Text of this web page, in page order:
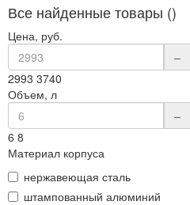
Все найденные товары ()
Цена, руб.
–
2993 3740
Объем, л
–
6 8
Материал корпуса
нержавеющая сталь
штампованный алюминий